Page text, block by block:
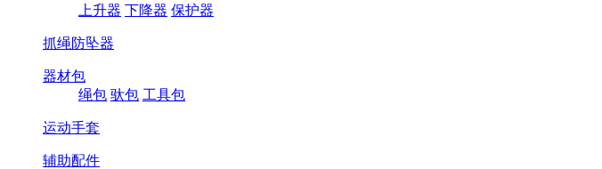
上升器 下降器 保护器
抓绳防坠器
器材包
绳包 驮包 工具包
运动手套
辅助配件